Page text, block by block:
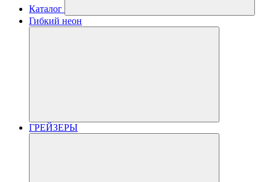
Каталог
Гибкий неон
ГРЕЙЗЕРЫ